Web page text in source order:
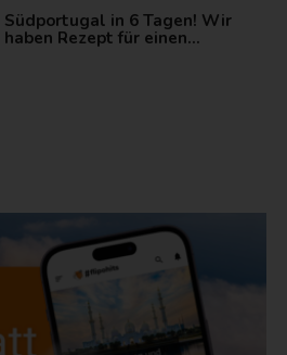
Südportugal in 6 Tagen! Wir
haben Rezept für einen…